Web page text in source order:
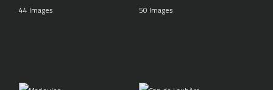
44 Images 50 Images